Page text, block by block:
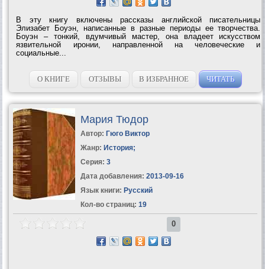
В эту книгу включены рассказы английской писательницы
Элизабет Боуэн, написанные в разные периоды ее творчества.
Боуэн – тонкий, вдумчивый мастер, она владеет искусством
язвительной иронии, направленной на человеческие и
социальные...
О КНИГЕ ОТЗЫВЫ В ИЗБРАННОЕ ЧИТАТЬ
Мария Тюдор
Автор: Гюго Виктор
Жанр: История;
Серия: 3
Дата добавления: 2013-09-16
Язык книги: Русский
Кол-во страниц: 19
0